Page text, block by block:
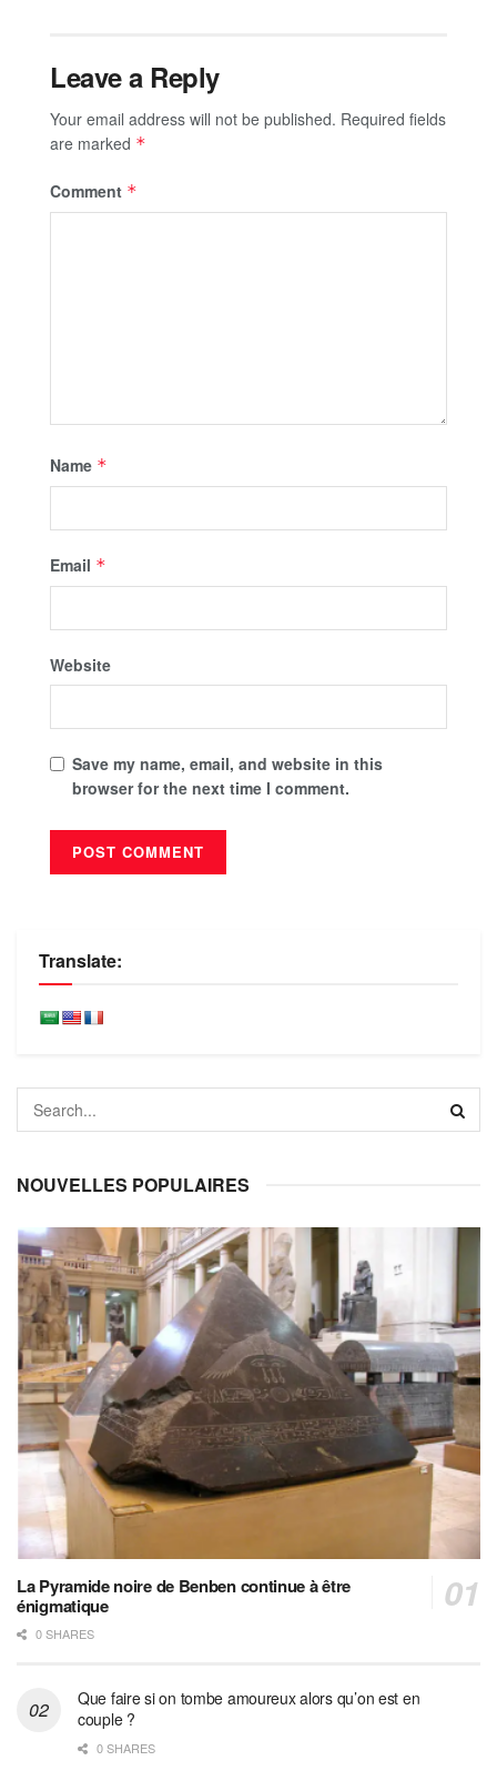
Leave a Reply
Your email address will not be published. Required fields
are marked *
Comment *
Name *
Email *
Website
Save my name, email, and website in this
browser for the next time I comment.
Translate:
NOUVELLES POPULAIRES
La Pyramide noire de Benben continue à être
énigmatique
0 SHARES
Que faire si on tombe amoureux alors qu’on est en
couple ?
0 SHARES